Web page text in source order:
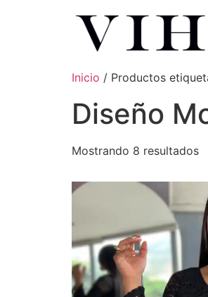
Inicio / Productos
Diseño
Mostrando 8 resultados